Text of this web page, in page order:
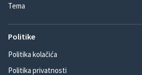
Tema
Politike
Politika kolačića
Politika privatnosti